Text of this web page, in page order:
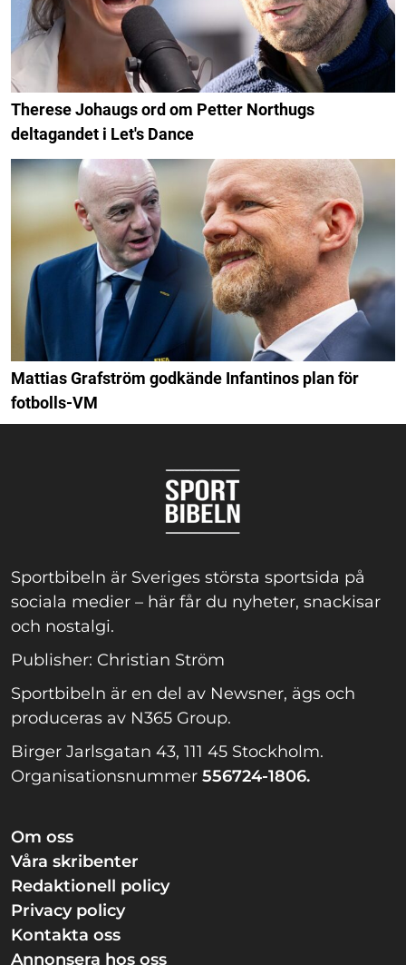
Therese Johaugs ord om Petter Northugs
deltagandet i Let's Dance
Mattias Grafström godkände Infantinos plan för
fotbolls-VM
Sportbibeln är Sveriges största sportsida på
sociala medier – här får du nyheter, snackisar
och nostalgi.
Publisher: Christian Ström
Sportbibeln är en del av Newsner, ägs och
produceras av N365 Group.
Birger Jarlsgatan 43, 111 45 Stockholm.
Organisationsnummer 556724-1806.
Om oss
Våra skribenter
Redaktionell policy
Privacy policy
Kontakta oss
Annonsera hos oss